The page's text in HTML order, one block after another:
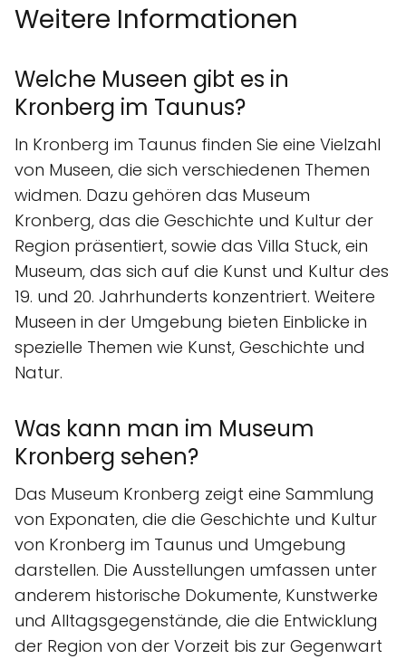
Weitere Informationen
Welche Museen gibt es in
Kronberg im Taunus?
In Kronberg im Taunus finden Sie eine Vielzahl
von Museen, die sich verschiedenen Themen
widmen. Dazu gehören das Museum
Kronberg, das die Geschichte und Kultur der
Region präsentiert, sowie das Villa Stuck, ein
Museum, das sich auf die Kunst und Kultur des
19. und 20. Jahrhunderts konzentriert. Weitere
Museen in der Umgebung bieten Einblicke in
spezielle Themen wie Kunst, Geschichte und
Natur.
Was kann man im Museum
Kronberg sehen?
Das Museum Kronberg zeigt eine Sammlung
von Exponaten, die die Geschichte und Kultur
von Kronberg im Taunus und Umgebung
darstellen. Die Ausstellungen umfassen unter
anderem historische Dokumente, Kunstwerke
und Alltagsgegenstände, die die Entwicklung
der Region von der Vorzeit bis zur Gegenwart